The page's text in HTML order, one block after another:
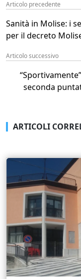
Articolo precedente
Sanità in Molise: i
per il decreto
Articolo successivo
seconda
ARTICOLI